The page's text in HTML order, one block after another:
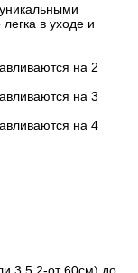
в уходе и
на 2
на 3
на 4